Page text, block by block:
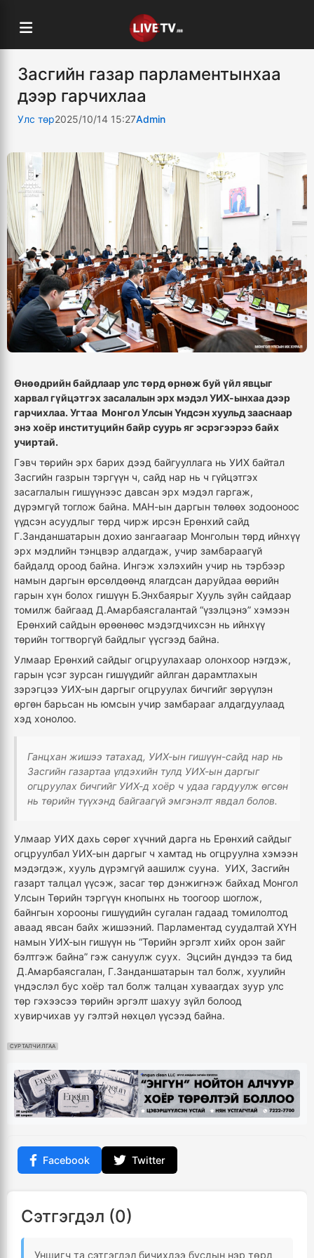
Засгийн газар парламентынхаа
дээр гарчихлаа
Улс төр2025/10/14 15:27Admin
Өнөөдрийн байдлаар улс төрд өрнөж буй үйл явцыг
харвал гүйцэтгэх засалалын эрх мэдэл УИХ-ынхаа дээр
гарчихлаа. Угтаа Монгол Улсын Үндсэн хуульд зааснаар
энэ хоёр институцийн байр суурь яг эсрэгээрээ байх
учиртай.
Гэвч төрийн эрх барих дээд байгууллага нь УИХ байтал
Засгийн газрын тэргүүн ч, сайд нар нь ч гүйцэтгэх
засаглалын гишүүнээс давсан эрх мэдэл гаргаж,
дүрэмгүй тоглож байна. МАН-ын даргын төлөөх зодооноос
үүдсэн асуудлыг төрд чирж ирсэн Ерөнхий сайд
Г.Занданшатарын дохио зангаагаар Монголын төрд ийнхүү
эрх мэдлийн тэнцвэр алдагдаж, учир замбараагүй
байдалд ороод байна. Ингэж хэлэхийн учир нь тэрбээр
намын даргын өрсөлдөөнд ялагдсан даруйдаа өөрийн
гарын хүн болох гишүүн Б.Энхбаярыг Хууль зүйн сайдаар
томилж байгаад Д.Амарбаясгалантай “үзэлцэнэ” хэмээн
Ерөнхий сайдын өрөөнөөс мэдэгдчихсэн нь ийнхүү
төрийн тогтворгүй байдлыг үүсгээд байна.
Улмаар Ерөнхий сайдыг огцруулахаар олонхоор нэгдэж,
гарын үсэг зурсан гишүүдийг айлган дарамтлахын
зэрэгцээ УИХ-ын даргыг огцруулах бичгийг зөрүүлэн
өргөн барьсан нь юмсын учир замбарааг алдагдуулаад
хэд хонолоо.
Ганцхан жишээ татахад, УИХ-ын гишүүн-сайд нар нь
Засгийн газартаа үлдэхийн тулд УИХ-ын даргыг
огцруулах бичгийг УИХ-д хоёр ч удаа гардуулж өгсөн
нь төрийн түүхэнд байгаагүй эмгэнэлт явдал болов.
Улмаар УИХ дахь сөрөг хүчний дарга нь Ерөнхий сайдыг
огцруулбал УИХ-ын даргыг ч хамтад нь огцруулна хэмээн
мэдэгдэж, хууль дүрэмгүй аашилж сууна. УИХ, Засгийн
газарт талцал үүсэж, засаг төр дэнжигнэж байхад Монгол
Улсын Төрийн тэргүүн кнопынх нь тоогоор шоглож,
байнгын хорооны гишүүдийн сугалан гадаад томилолтод
аваад явсан байх жишээний. Парламентад суудалтай ХҮН
намын УИХ-ын гишүүн нь “Төрийн эргэлт хийх орон зайг
бэлтгэж байна” гэж сануулж суух. Эцсийн дүндээ та бид
Д.Амарбаясгалан, Г.Занданшатарын тал болж, хуулийн
үндэслэл бус хоёр тал болж талцан хуваагдах зуур улс
төр гэхээсээ төрийн эргэлт шахуу зүйл болоод
хувирчихав уу гэлтэй нөхцөл үүсээд байна.
СУРТАЛЧИЛГАА
Facebook Twitter
Сэтгэгдэл (0)
Уншигч та сэтгэгдэл бичихдээ бусдын нэр төрд